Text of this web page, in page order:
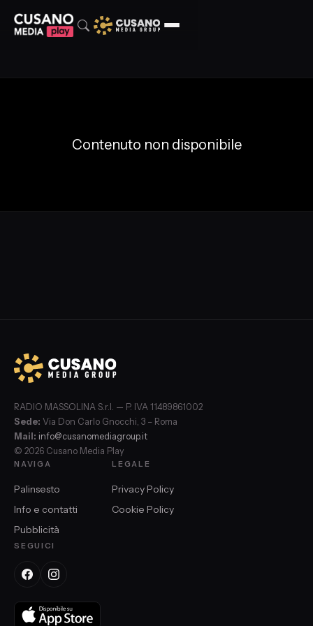
Contenuto non disponibile
RADIO MASSOLINA S.r.l. — P. IVA 11489861002
Sede: Via Don Carlo Gnocchi, 3 – Roma
Mail: info@cusanomediagroup.it
© 2026 Cusano Media Play
NAVIGA
Palinsesto
Info e contatti
Pubblicità
LEGALE
Privacy Policy
Cookie Policy
SEGUICI